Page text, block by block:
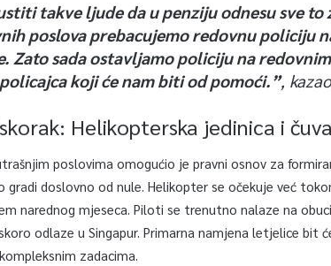
takve ljude da u penziju odnesu sve to
poslova prebacujemo redovnu policiju
Zato sada ostavljamo policiju na
koji će nam biti od pomoći.”,
Helikopterska jedinica i
poslovima omogućio je pravni osnov za
gradi doslovno od nule. Helikopter se očekuje već
narednog mjeseca. Piloti se trenutno nalaze na
odlaze u Singapur. Primarna namjena letjelice bit
zadacima.